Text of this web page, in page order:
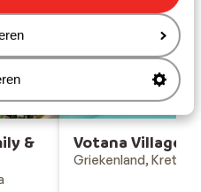
&
Votana Village
Griekenland, Kreta,